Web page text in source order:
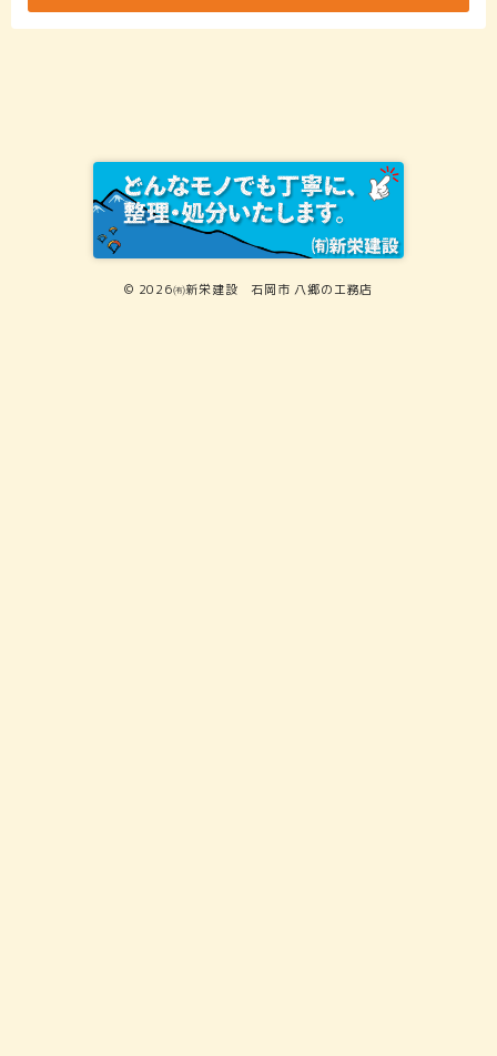
© 2026㈲新栄建設 石岡市 八郷の工務店